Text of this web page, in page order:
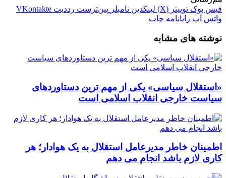
فیس بوک توییتر (X) لینکدین ‫تامبلر ‫پین‌ترست ‫رددیت ‫VKontakte
واتس آپ رایانامه چاپ
نوشته های مشابه
«استقلال سیاسی» یکی از مهم ترین دستاوردهای
سیاست خارجی انقلاب اسلامی است
اطمینان خاطر مدیرعامل استقلال به یک هوادار؛ هر
کاری لازم باشد انجام می دهم